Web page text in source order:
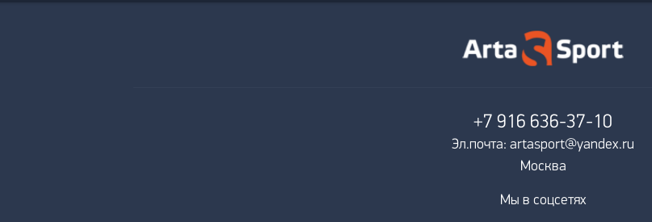
+7 916 636-37-10
Эл.почта: artasport@yandex.ru
Москва
Мы в соцсетях